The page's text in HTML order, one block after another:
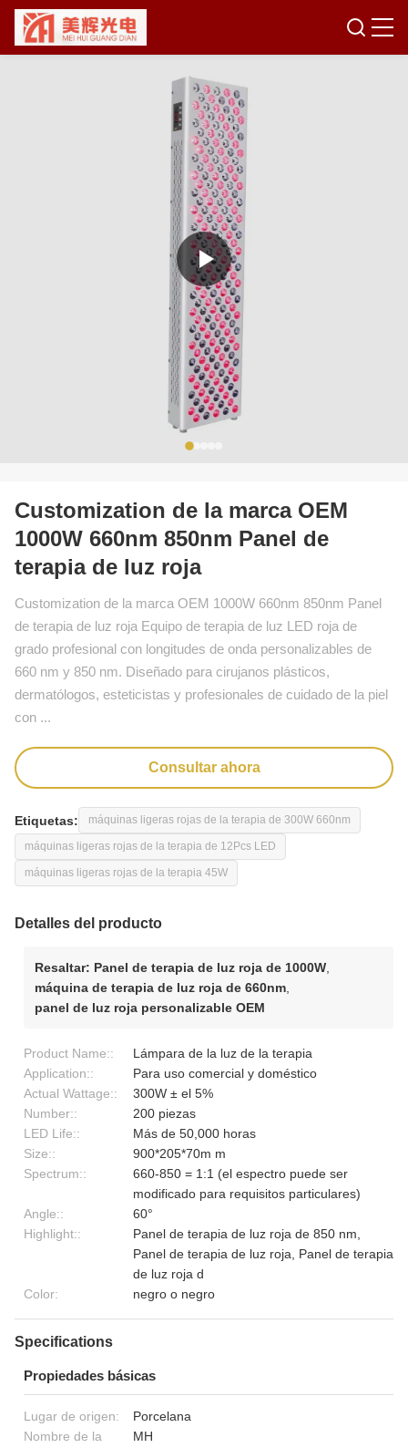
Customization de la marca OEM
1000W 660nm 850nm Panel de
terapia de luz roja
Customization de la marca OEM 1000W 660nm 850nm Panel
de terapia de luz roja Equipo de terapia de luz LED roja de
grado profesional con longitudes de onda personalizables de
660 nm y 850 nm. Diseñado para cirujanos plásticos,
dermatólogos, esteticistas y profesionales de cuidado de la piel
con ...
Consultar ahora
Etiquetas: máquinas ligeras rojas de la terapia de 300W 660nm
máquinas ligeras rojas de la terapia de 12Pcs LED
máquinas ligeras rojas de la terapia 45W
Detalles del producto
Resaltar: Panel de terapia de luz roja de 1000W
máquina de terapia de luz roja de 660nm
panel de luz roja personalizable OEM
Product Name::
Lámpara de la luz de la terapia
Application::
Para uso comercial y doméstico
Actual Wattage::
300W ± el 5%
Number::
200 piezas
LED Life::
Más de 50,000 horas
Size::
900*205*70m m
Spectrum::
660-850 = 1:1 (el espectro puede ser
modificado para requisitos particulares)
Angle::
60°
Highlight::
Panel de terapia de luz roja de 850 nm,
Panel de terapia de luz roja, Panel de terapia
de luz roja d
Color:
negro o negro
Specifications
Propiedades básicas
Lugar de origen:
Porcelana
Nombre de la
MH